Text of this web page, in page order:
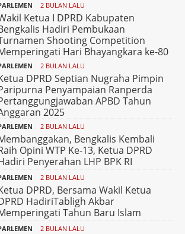
2 BULAN LALU
Ketua I DPRD Kabupaten
Hadiri Pembukaan
Shooting Competition
Hari Bhayangkara ke-80
2 BULAN LALU
DPRD Septian Nugraha Pimpin
Penyampaian Ranperda
APBD Tahun
2025
2 BULAN LALU
Bengkalis Kembali
Opini WTP Ke-13, Ketua DPRD
Penyerahan LHP BPK RI
2 BULAN LALU
DPRD, Bersama Wakil Ketua
HadiriTabligh Akbar
Tahun Baru Islam
2 BULAN LALU